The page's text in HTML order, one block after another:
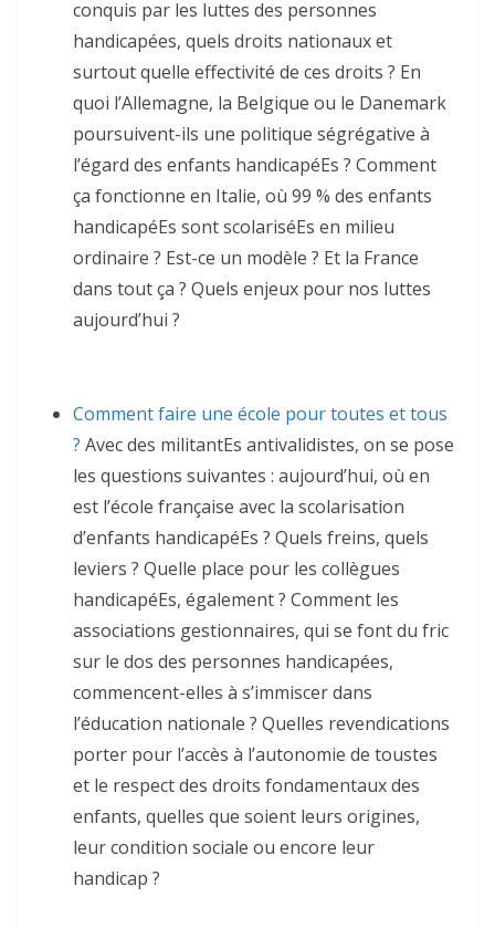
conquis par les luttes des personnes
handicapées, quels droits nationaux et
surtout quelle effectivité de ces droits ? En
quoi l’Allemagne, la Belgique ou le Danemark
poursuivent-ils une politique ségrégative à
l’égard des enfants handicapéEs ? Comment
ça fonctionne en Italie, où 99 % des enfants
handicapéEs sont scolariséEs en milieu
ordinaire ? Est-ce un modèle ? Et la France
dans tout ça ? Quels enjeux pour nos luttes
aujourd’hui ?
Comment faire une école pour toutes et tous
? Avec des militantEs antivalidistes, on se pose
les questions suivantes : aujourd’hui, où en
est l’école française avec la scolarisation
d’enfants handicapéEs ? Quels freins, quels
leviers ? Quelle place pour les collègues
handicapéEs, également ? Comment les
associations gestionnaires, qui se font du fric
sur le dos des personnes handicapées,
commencent-elles à s’immiscer dans
l’éducation nationale ? Quelles revendications
porter pour l’accès à l’autonomie de toustes
et le respect des droits fondamentaux des
enfants, quelles que soient leurs origines,
leur condition sociale ou encore leur
handicap ?